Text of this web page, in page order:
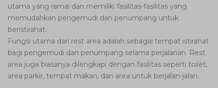
utama yang ramai dan memiliki fasilitas-fasilitas yang
memudahkan pengemudi dan penumpang untuk
beristirahat.
Fungsi utama dari rest area adalah sebagai tempat istirahat
bagi pengemudi dan penumpang selama perjalanan. Rest
area juga biasanya dilengkapi dengan fasilitas seperti toilet,
area parkir, tempat makan, dan area untuk berjalan-jalan.